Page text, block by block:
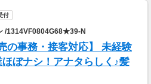
付
/1314VF0804G68★39-N
の事務・接客対応】 未経験
ぼナシ！アナタらしく♪髪